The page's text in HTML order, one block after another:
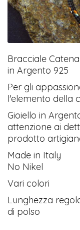
Bracciale
in Argento 925
Per gli
l'elemento della
Gioiello in
attenzione ai
prodotto
Made in Italy
No Nikel
Vari colori
Lunghezza
di polso